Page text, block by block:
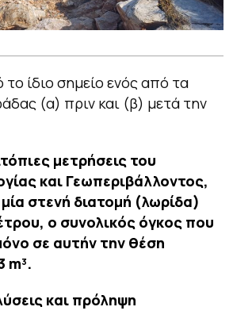
ίδιο σημείο ενός από τα
(α) πριν και (β) μετά την
μετρήσεις του
και Γεωπεριβάλλοντος,
στενή διατομή (λωρίδα)
ο συνολικός όγκος που
σε αυτήν την θέση
m³.
και πρόληψη